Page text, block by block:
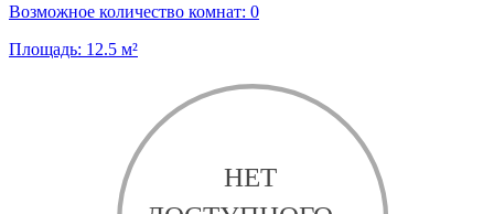
Возможное количество комнат: 0
Площадь: 12.5 м²